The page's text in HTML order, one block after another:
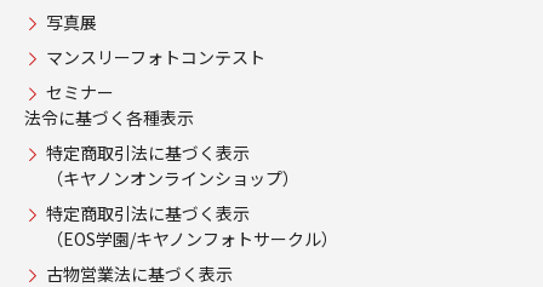
写真展
マンスリーフォトコンテスト
セミナー
法令に基づく各種表示
特定商取引法に基づく表示
（キヤノンオンラインショップ）
特定商取引法に基づく表示
（EOS学園/キヤノンフォトサークル）
古物営業法に基づく表示